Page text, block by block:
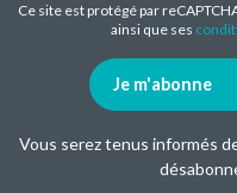
Ce site est protégé par
ainsi que ses
Je m'abonne
Vous serez tenus informés